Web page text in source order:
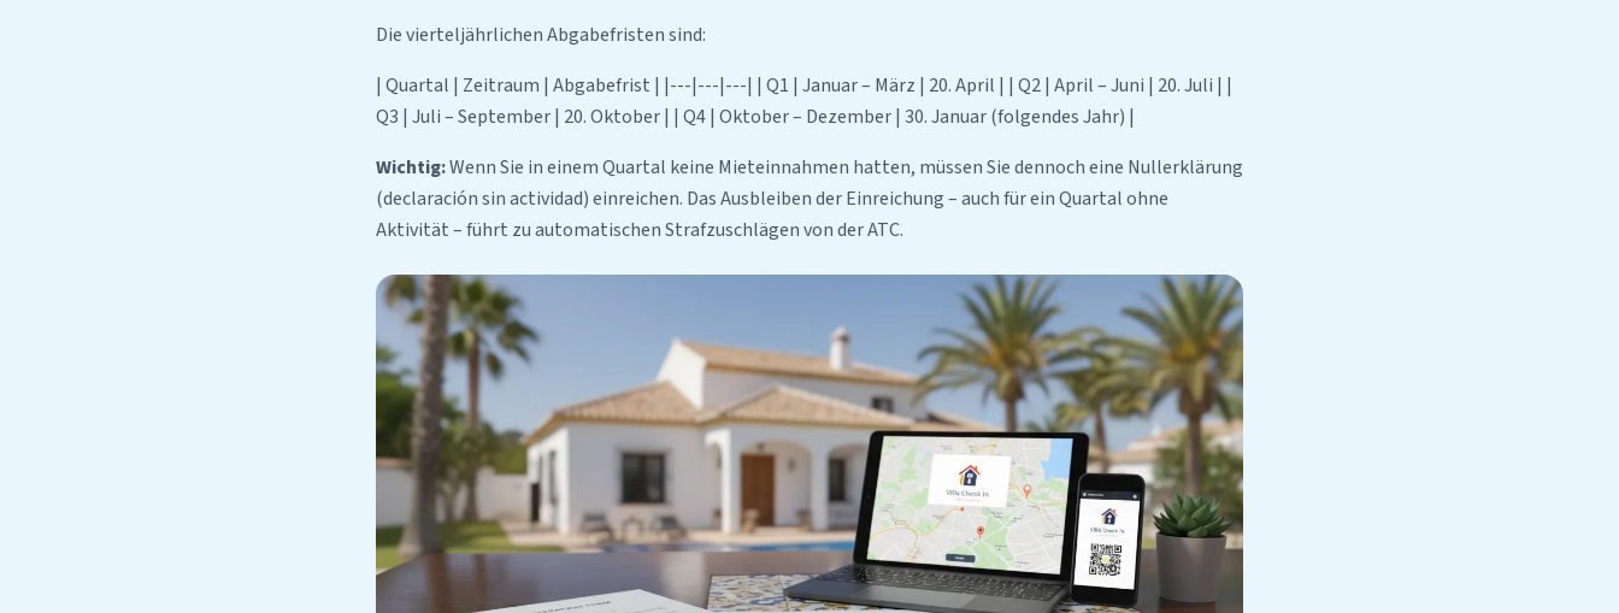
Die vierteljährlichen Abgabefristen sind:
| Quartal | Zeitraum | Abgabefrist | |---|---|---| | Q1 | Januar – März | 20. April | | Q2 | April – Juni | 20. Juli | |
Q3 | Juli – September | 20. Oktober | | Q4 | Oktober – Dezember | 30. Januar (folgendes Jahr) |
Wichtig:Wenn Sie in einem Quartal keine Mieteinnahmen hatten, müssen Sie dennoch eine Nullerklärung
(declaración sin actividad) einreichen. Das Ausbleiben der Einreichung – auch für ein Quartal ohne
Aktivität – führt zu automatischen Strafzuschlägen von der ATC.